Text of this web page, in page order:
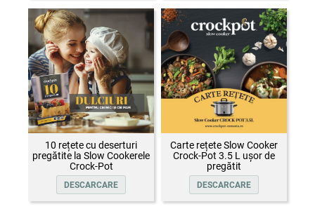
10 rețete cu deserturi
pregătite la Slow Cookerele
Crock-Pot
DESCARCARE
Carte rețete Slow Cooker
Crock-Pot 3.5 L ușor de
pregătit
DESCARCARE